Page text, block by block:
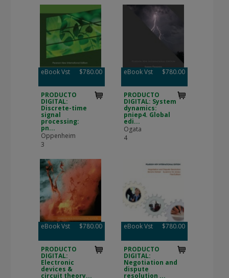
eBook Vst $780.00
PRODUCTO
DIGITAL:
Discrete-time
signal
processing:
pn...
Oppenheim
3
eBook Vst $780.00
PRODUCTO
DIGITAL: System
dynamics:
pniep4. Global
edi...
Ogata
4
eBook Vst $780.00
PRODUCTO
DIGITAL:
Electronic
devices &
circuit theory...
eBook Vst $780.00
PRODUCTO
DIGITAL:
Negotiation and
dispute
resolution ...